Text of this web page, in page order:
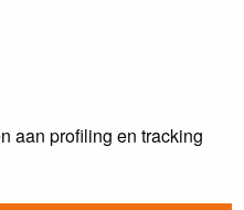
aan profiling en tracking